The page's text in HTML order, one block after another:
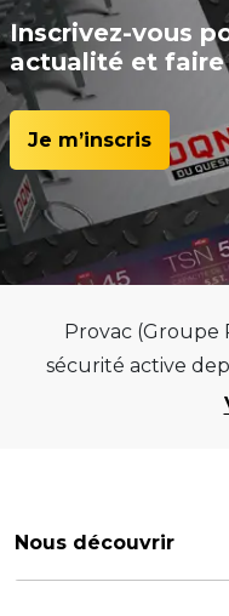
Inscrivez-vous
actualité et faire
Je m’inscris
Provac (Groupe
sécurité active
équipements
meilleurs
Nous découvrir